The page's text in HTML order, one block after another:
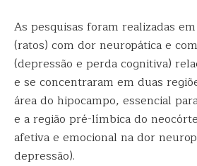
As pesquisas foram realizadas
(ratos) com dor neuropática e
(depressão e perda cognitiva)
e se concentraram em duas
área do hipocampo, essencial
e a região pré-límbica do
afetiva e emocional na dor
depressão).